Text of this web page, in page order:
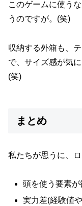
このゲームに使う
うのですが。(笑)
収納する外箱も、
で、サイズ感が気
(笑)
まとめ
私たちが思うに、ロ
頭を使う要素が
実力差(経験値